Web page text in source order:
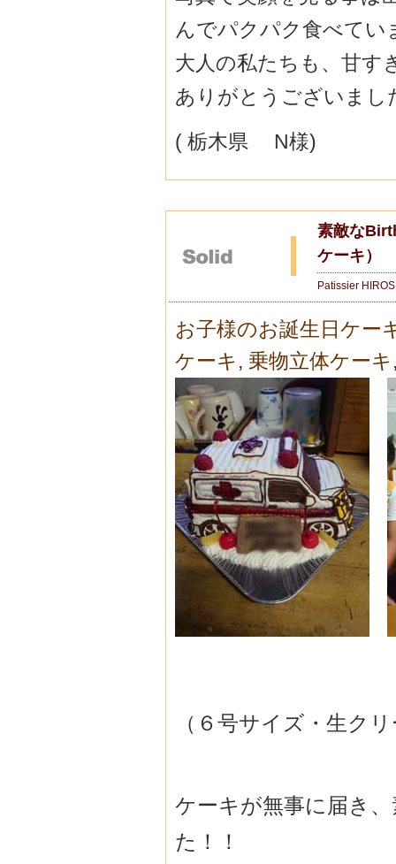
んでパクパク食べてい
大人の私たちも、甘す
ありがとうございまし
( 栃木県 N様)
素敵な
ケーキ）
Patissier
お子様のお誕生日ケー
ケーキ , 乗物立体ケーキ
（６号サイズ・生ク
ケーキが無事に届き
た！！